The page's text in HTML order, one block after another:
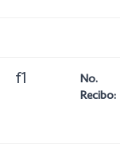
f1
No.
Recibo: